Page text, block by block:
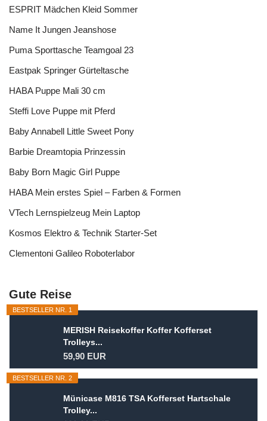
ESPRIT Mädchen Kleid Sommer
Name It Jungen Jeanshose
Puma Sporttasche Teamgoal 23
Eastpak Springer Gürteltasche
HABA Puppe Mali 30 cm
Steffi Love Puppe mit Pferd
Baby Annabell Little Sweet Pony
Barbie Dreamtopia Prinzessin
Baby Born Magic Girl Puppe
HABA Mein erstes Spiel – Farben & Formen
VTech Lernspielzeug Mein Laptop
Kosmos Elektro & Technik Starter-Set
Clementoni Galileo Roboterlabor
Gute Reise
BESTSELLER NR. 1
MERISH Reisekoffer Koffer Kofferset
Trolleys...
59,90 EUR
BESTSELLER NR. 2
Münicase M816 TSA Kofferset Hartschale
Trolley...